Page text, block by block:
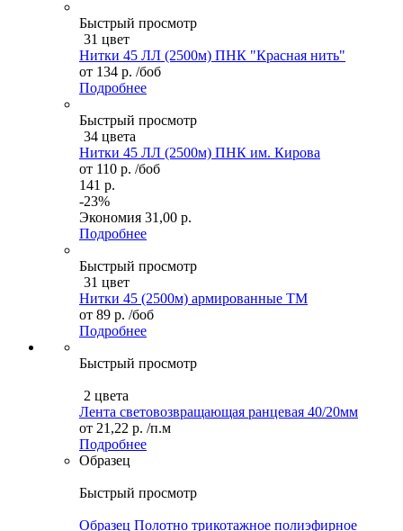
Быстрый просмотр
31 цвет
Нитки 45 ЛЛ (2500м) ПНК "Красная нить"
от 134 р. /боб
Подробнее
Быстрый просмотр
34 цвета
Нитки 45 ЛЛ (2500м) ПНК им. Кирова
от 110 р. /боб
141 р.
-23%
Экономия 31,00 р.
Подробнее
Быстрый просмотр
31 цвет
Нитки 45 (2500м) армированные ТМ
от 89 р. /боб
Подробнее
Быстрый просмотр
2 цвета
Лента световозвращающая ранцевая 40/20мм
от 21,22 р. /п.м
Подробнее
Образец
Быстрый просмотр
Образец Полотно трикотажное полиэфирное